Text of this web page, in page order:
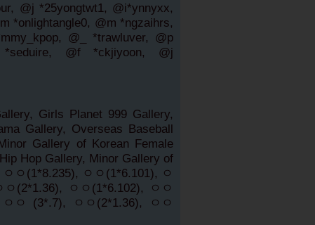
@j *25yongtwt1, @i*ynnyxx,
*onlightangle0, @m *ngzaihrs,
@_ *trawluver, @p
*seduire, @f *ckjiyoon, @j
Girls Planet 999 Gallery,
Gallery, Overseas Baseball
Gallery of Korean Female
Hop Gallery, Minor Gallery of
ㅇ(1*8.235), ㅇㅇ(1*6.101), ㅇ
(2*1.36), ㅇㅇ(1*6.102), ㅇㅇ
ㅇ (3*.7), ㅇㅇ(2*1.36), ㅇㅇ